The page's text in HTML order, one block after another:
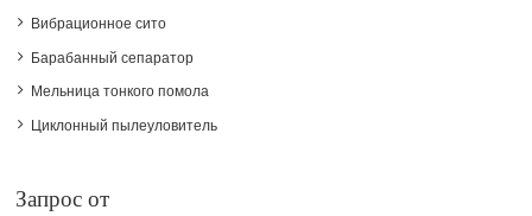
Вибрационное сито
Барабанный сепаратор
Мельница тонкого помола
Циклонный пылеуловитель
Запрос от